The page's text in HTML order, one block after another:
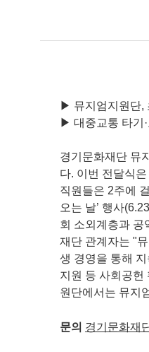
▶ 뮤지엄지원단,
▶ 대중교통 타기
경기문화재단 뮤
다. 이번 전달식
직원들은 2주에
오는 날’ 행사
회 소외계층과 공
재단 관계자는 "
생 경영을 통해
지원 등 사회공헌
원단에서는 뮤지
문의 경기문화재